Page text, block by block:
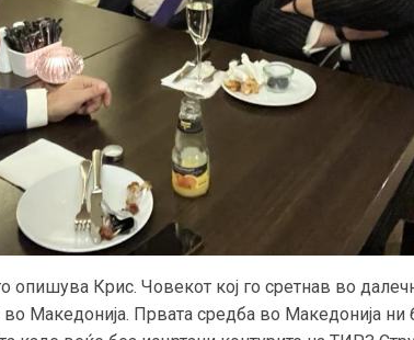
опишува Крис. Човекот кој го сретнав во
Македонија. Првата средба во Македонија